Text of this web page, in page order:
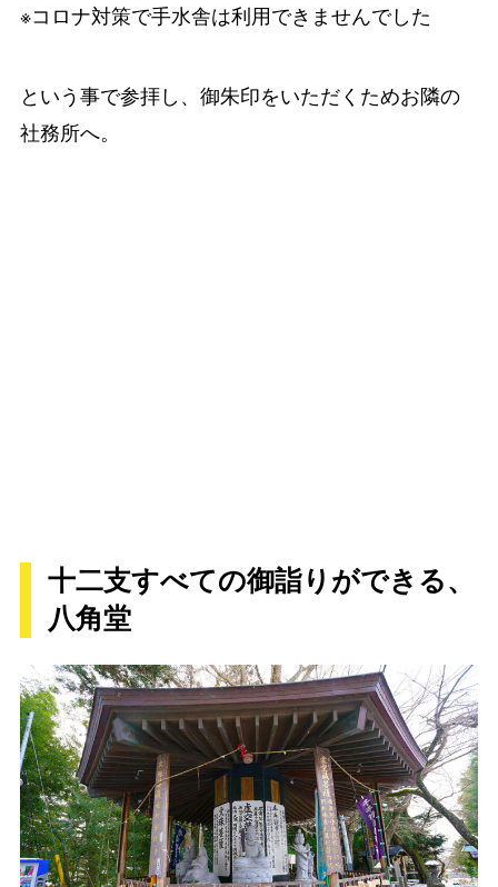
※コロナ対策で手水舎は利用できませんでした
という事で参拝し、御朱印をいただくためお隣の
社務所へ。
十二支すべての御詣りができる、
八角堂